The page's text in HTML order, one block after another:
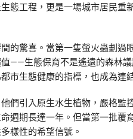
態工程，更是一場城市居民重
的驚喜。當第一隻螢火蟲劃過
——生態保育不是遙遠的森林
市生態健康的指標，也成為連
們引入原生水生植物，嚴格監
週期長達一年。但當第一批覆
樣性的希望信號。